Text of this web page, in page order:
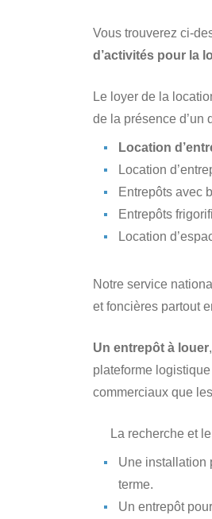
Vous trouverez ci-
d’activités pour la
Le loyer de la
de la présence d’un
Location
Location
Entrepôts avec
Entrepôts
Location
Notre service
et foncières partout
Un entrepôt à louer
plateforme
commerciaux que
La recherche et
Une installation
terme.
Un entrepôt